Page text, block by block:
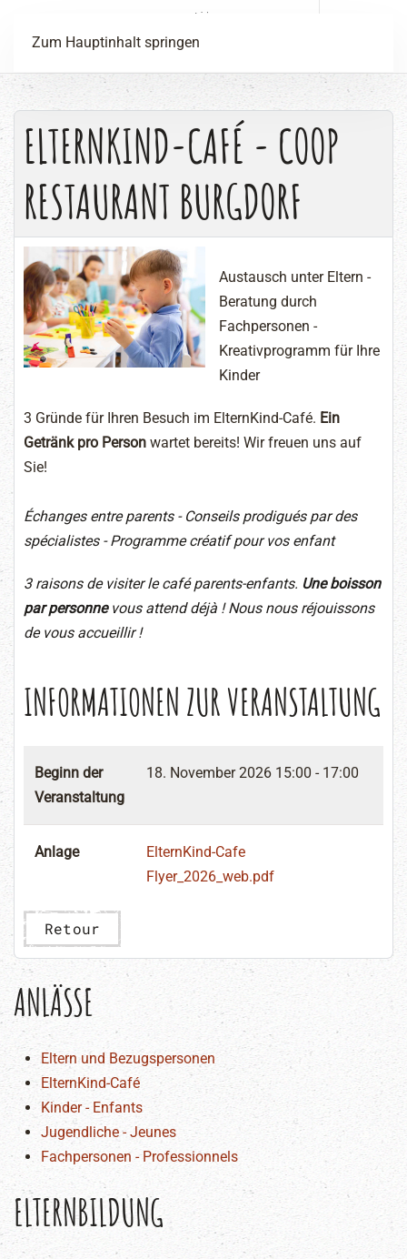
Zum Hauptinhalt springen
ELTERNKIND-CAFÉ - COOP
RESTAURANT BURGDORF
Austausch unter Eltern -
Beratung durch
Fachpersonen -
Kreativprogramm für Ihre
Kinder
3 Gründe für Ihren Besuch im ElternKind-Café. Ein
Getränk pro Person wartet bereits! Wir freuen uns auf
Sie!
Échanges entre parents - Conseils prodigués par des
spécialistes - Programme créatif pour vos enfant
3 raisons de visiter le café parents-enfants. Une boisson
par personnevous attend déjà ! Nous nous réjouissons
de vous accueillir !
INFORMATIONEN ZUR VERANSTALTUNG
Beginn der
Veranstaltung
18. November 2026 15:00 - 17:00
Anlage
ElternKind-Cafe
Flyer_2026_web.pdf
Retour
ANLÄSSE
Eltern und Bezugspersonen
ElternKind-Café
Kinder - Enfants
Jugendliche - Jeunes
Fachpersonen - Professionnels
ELTERNBILDUNG